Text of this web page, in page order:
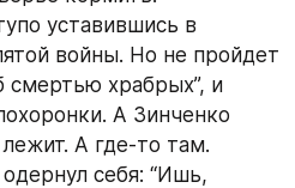
уставившись в
войны. Но не пройдет
смертью храбрых”, и
А Зинченко
А где-то там.
себя: “Ишь,